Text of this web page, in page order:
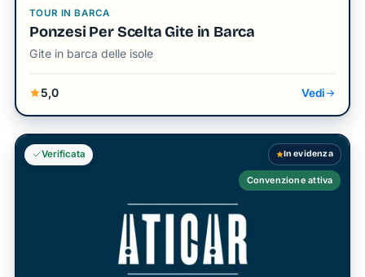
TOUR IN BARCA
Ponzesi Per Scelta Gite in Barca
Gite in barca delle isole
5,0 Vedi
Verificata
Convenzione attiva
In evidenza